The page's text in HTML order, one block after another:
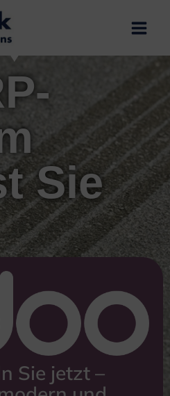
Sie jetzt –
Sie